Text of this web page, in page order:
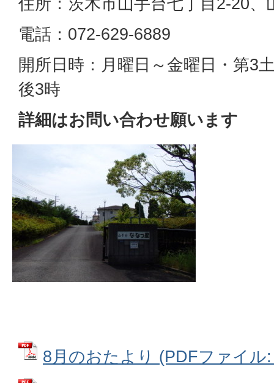
電話：072-629-6889
開所日時：月曜日～金曜日・第3
後3時
詳細はお問い合わせ願います
8月のおたより (PDFファイル